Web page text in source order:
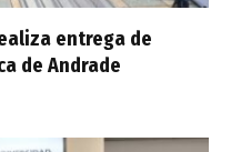
entrega de
de Andrade